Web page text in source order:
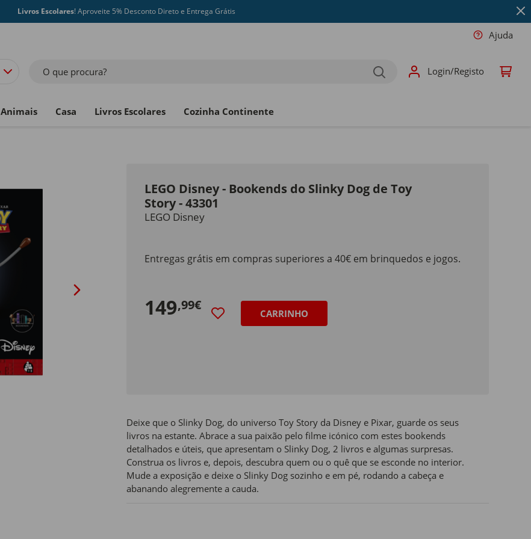
Livros Escolares! Aproveite 5% Desconto Direto e Entrega Grátis
Ajuda
O que procura? Login/Registo
Animais Casa Livros Escolares Cozinha Continente
LEGO Disney - Bookends do Slinky Dog de Toy
Story - 43301
LEGO Disney
Entregas grátis em compras superiores a 40€ em brinquedos e jogos.
149,99€
CARRINHO
Deixe que o Slinky Dog, do universo Toy Story da Disney e Pixar, guarde os seus
livros na estante. Abrace a sua paixão pelo filme icónico com estes bookends
detalhados e úteis, que apresentam o Slinky Dog, 2 livros e algumas surpresas.
Construa os livros e, depois, descubra quem ou o quê que se esconde no interior.
Mude a exposição e deixe o Slinky Dog sozinho e em pé, rodando a cabeça e
abanando alegremente a cauda.